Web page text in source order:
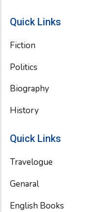
Quick Links
Fiction
Politics
Biography
History
Quick Links
Travelogue
Genaral
English Books